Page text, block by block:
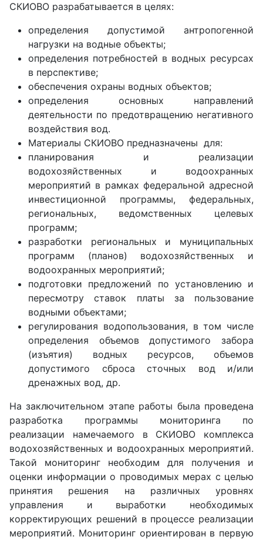
СКИОВО разрабатывается в целях:
определения допустимой антропогенной
нагрузки на водные объекты;
определения потребностей в водных ресурсах
в перспективе;
обеспечения охраны водных объектов;
определения основных направлений
деятельности по предотвращению негативного
воздействия вод.
Материалы СКИОВО предназначены для:
планирования и реализации
водохозяйственных и водоохранных
мероприятий в рамках федеральной адресной
инвестиционной программы, федеральных,
региональных, ведомственных целевых
программ;
разработки региональных и муниципальных
программ (планов) водохозяйственных и
водоохранных мероприятий;
подготовки предложений по установлению и
пересмотру ставок платы за пользование
водными объектами;
регулирования водопользования, в том числе
определения объемов допустимого забора
(изъятия) водных ресурсов, объемов
допустимого сброса сточных вод и/или
дренажных вод, др.
На заключительном этапе работы была проведена
разработка программы мониторинга по
реализации намечаемого в СКИОВО комплекса
водохозяйственных и водоохранных мероприятий.
Такой мониторинг необходим для получения и
оценки информации о проводимых мерах с целью
принятия решения на различных уровнях
управления и выработки необходимых
корректирующих решений в процессе реализации
мероприятий. Мониторинг ориентирован в первую